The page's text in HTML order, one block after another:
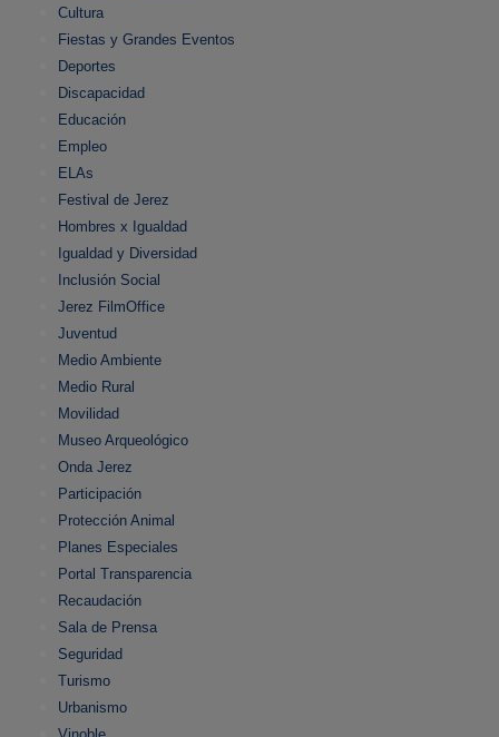
Cultura
Fiestas y Grandes Eventos
Deportes
Discapacidad
Educación
Empleo
ELAs
Festival de Jerez
Hombres x Igualdad
Igualdad y Diversidad
Inclusión Social
Jerez FilmOffice
Juventud
Medio Ambiente
Medio Rural
Movilidad
Museo Arqueológico
Onda Jerez
Participación
Protección Animal
Planes Especiales
Portal Transparencia
Recaudación
Sala de Prensa
Seguridad
Turismo
Urbanismo